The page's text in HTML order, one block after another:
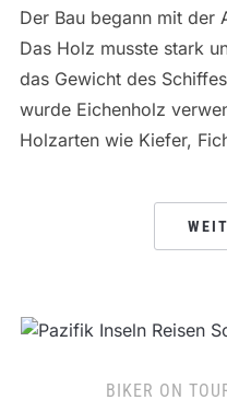
Der Bau begann mit der
Das Holz musste stark
das Gewicht des
wurde Eichenholz
Holzarten wie Kiefer,
BIKER ON